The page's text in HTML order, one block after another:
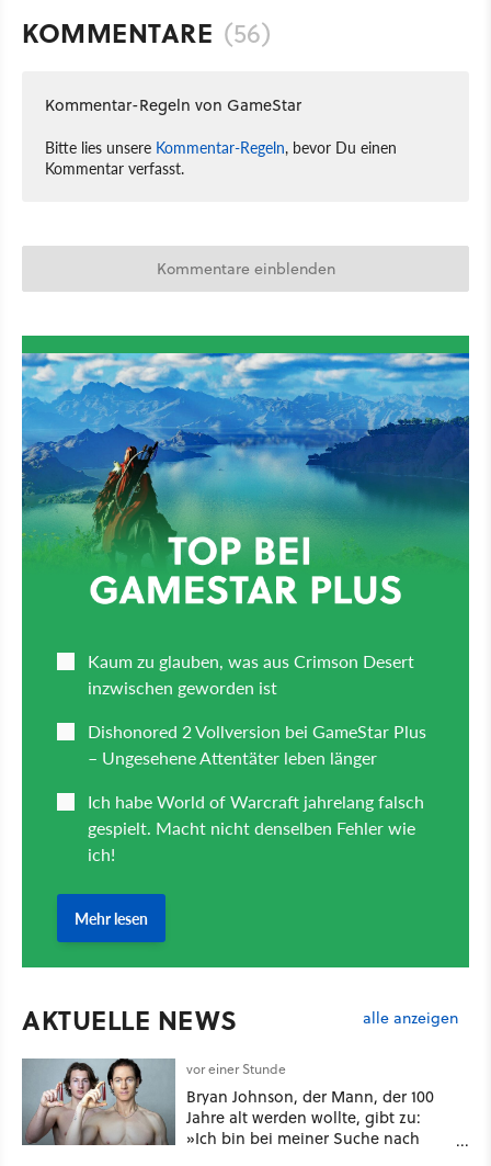
KOMMENTARE (56)
Kommentar-Regeln von GameStar
Bitte lies unsere Kommentar-Regeln, bevor Du einen
Kommentar verfasst.
Kommentare einblenden
AKTUELLE NEWS alle anzeigen
vor einer Stunde
Bryan Johnson, der Mann, der 100
Jahre alt werden wollte, gibt zu:
»Ich bin bei meiner Suche nach